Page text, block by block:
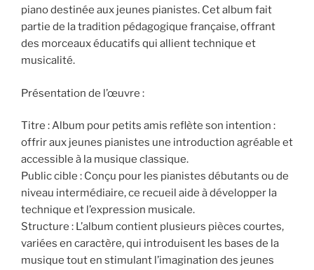
piano destinée aux jeunes pianistes. Cet album fait
partie de la tradition pédagogique française, offrant
des morceaux éducatifs qui allient technique et
musicalité.
Présentation de l’œuvre :
Titre : Album pour petits amis reflète son intention :
offrir aux jeunes pianistes une introduction agréable et
accessible à la musique classique.
Public cible : Conçu pour les pianistes débutants ou de
niveau intermédiaire, ce recueil aide à développer la
technique et l’expression musicale.
Structure : L’album contient plusieurs pièces courtes,
variées en caractère, qui introduisent les bases de la
musique tout en stimulant l’imagination des jeunes